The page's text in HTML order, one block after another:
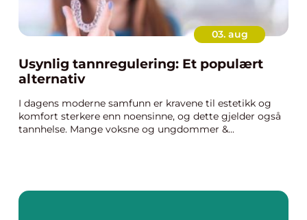
03. aug
Usynlig tannregulering: Et populært
alternativ
I dagens moderne samfunn er kravene til estetikk og
komfort sterkere enn noensinne, og dette gjelder også
tannhelse. Mange voksne og ungdommer &...